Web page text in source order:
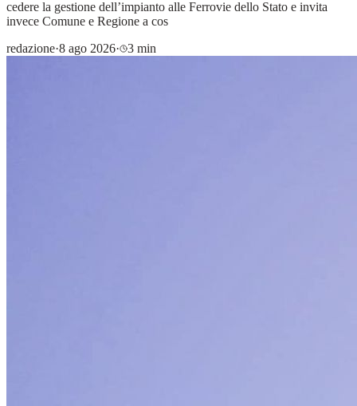
cedere la gestione dell’impianto alle Ferrovie dello Stato e invita
invece Comune e Regione a cos
redazione·8 ago 2026· 3 min